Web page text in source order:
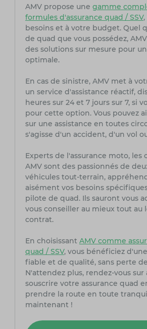
AMV propose une gamme
formules d'assurance quad / SSV,
besoins et à votre budget. Quel
de quad que vous possédez,
des solutions sur mesure pour
optimale.
En cas de sinistre, AMV met à
un service d'assistance réactif,
heures sur 24 et 7 jours sur 7, si
pour cette option. Vous pouvez
sur une assistance en toutes
s'agisse d'un accident, d'un vol
Experts de l'assurance moto, les
AMV sont des passionnés de
véhicules tout-terrain,
aisément vos besoins
pilote de quad. Ils sauront vous
vous conseiller au mieux tout au
contrat.
En choisissant AMV comme
quad / SSV, vous bénéficiez
fiable et de qualité, sans perte
N'attendez plus, rendez-vous
souscrire votre assurance quad
prendre la route en toute
maintenant !